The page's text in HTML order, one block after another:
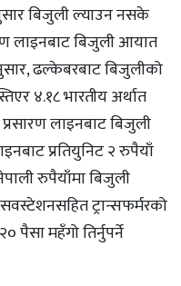
बिजुली ल्याउन नसके
लाइनबाट बिजुली आयात
ढल्केबरबाट बिजुलीको
४.१८ भारतीय अर्थात
लाइनबाट बिजुली
प्रतियुनिट २ रुपैयाँ
रुपैयाँमा बिजुली
सवस्टेशनसहित ट्रान्सफर्मरको
पैसा महँगो तिर्नुपर्ने